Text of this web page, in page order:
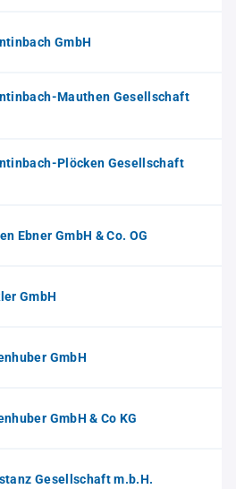
GmbH
Mauthen Gesellschaft
Plöcken Gesellschaft
Ebner GmbH & Co. OG
GmbH
GmbH
GmbH & Co KG
Gesellschaft m.b.H.